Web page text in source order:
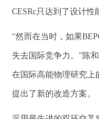
CESRc只达到了设计性
“然而在当时，如果
失去国际竞争力。”陈
在国际高能物理研究上
提出了新的改造方案。